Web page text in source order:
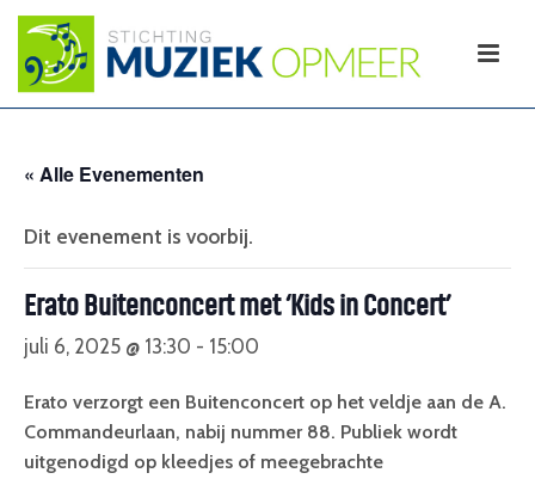
« Alle Evenementen
Dit evenement is voorbij.
Erato Buitenconcert met ‘Kids in Concert’
juli 6, 2025 @ 13:30 - 15:00
Erato verzorgt een Buitenconcert op het veldje aan de A.
Commandeurlaan, nabij nummer 88. Publiek wordt
uitgenodigd op kleedjes of meegebrachte